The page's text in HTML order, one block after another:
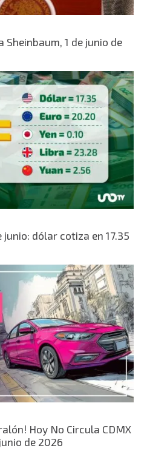
Sheinbaum, 1 de junio de
junio: dólar cotiza en 17.35
Hoy No Circula CDMX
de 2026